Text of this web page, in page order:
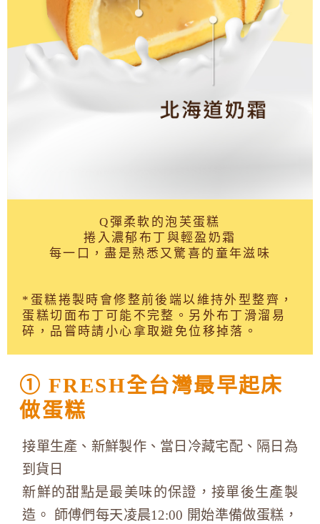
Q彈柔軟的泡芙蛋糕
捲入濃郁布丁與輕盈奶霜
每一口，盡是熟悉又驚喜的童年滋味
*蛋糕捲製時會修整前後端以維持外型整齊，
蛋糕切面布丁可能不完整。另外布丁滑溜易
碎，品嘗時請小心拿取避免位移掉落。
① FRESH全台灣最早起床
做蛋糕
接單生產、新鮮製作、當日冷藏宅配、隔日為
到貨日
新鮮的甜點是最美味的保證，接單後生產製
造。 師傅們每天凌晨12:00 開始準備做蛋糕，